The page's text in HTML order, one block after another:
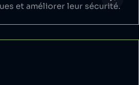
et améliorer leur sécurité.